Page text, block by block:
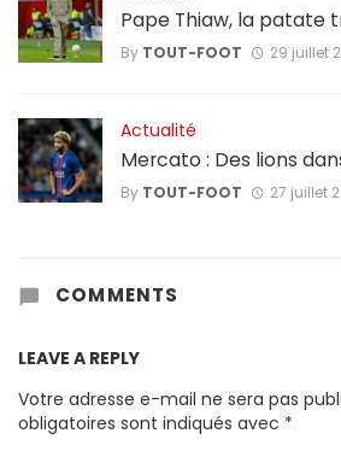
Pape Thiaw, la patate
By TOUT-FOOT 29 juillet
Actualité
Mercato : Des lions
By TOUT-FOOT 27 juillet
COMMENTS
LEAVE A REPLY
Votre adresse e-mail ne sera pas
obligatoires sont indiqués avec *